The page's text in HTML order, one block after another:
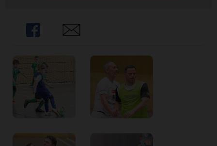
Share Share